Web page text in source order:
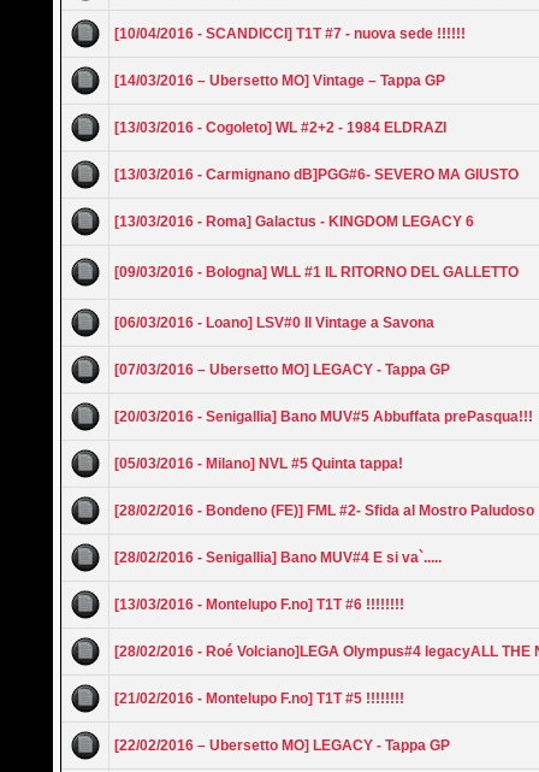
[10/04/2016 - SCANDICCI] T1T #7 - nuova sede !!!!!!
[14/03/2016 – Ubersetto MO] Vintage – Tappa GP
[13/03/2016 - Cogoleto] WL #2+2 - 1984 ELDRAZI
[13/03/2016 - Carmignano dB]PGG#6- SEVERO MA GIUSTO
[13/03/2016 - Roma] Galactus - KINGDOM LEGACY 6
[09/03/2016 - Bologna] WLL #1 IL RITORNO DEL GALLETTO
[06/03/2016 - Loano] LSV#0 Il Vintage a Savona
[07/03/2016 – Ubersetto MO] LEGACY - Tappa GP
[20/03/2016 - Senigallia] Bano MUV#5 Abbuffata prePasqua!!!
[05/03/2016 - Milano] NVL #5 Quinta tappa!
[28/02/2016 - Bondeno (FE)] FML #2- Sfida al Mostro Paludoso
[28/02/2016 - Senigallia] Bano MUV#4 E si va`.....
[13/03/2016 - Montelupo F.no] T1T #6 !!!!!!!!
[28/02/2016 - Roé Volciano]LEGA Olympus#4 legacyALL THE
[21/02/2016 - Montelupo F.no] T1T #5 !!!!!!!!
[22/02/2016 – Ubersetto MO] LEGACY - Tappa GP